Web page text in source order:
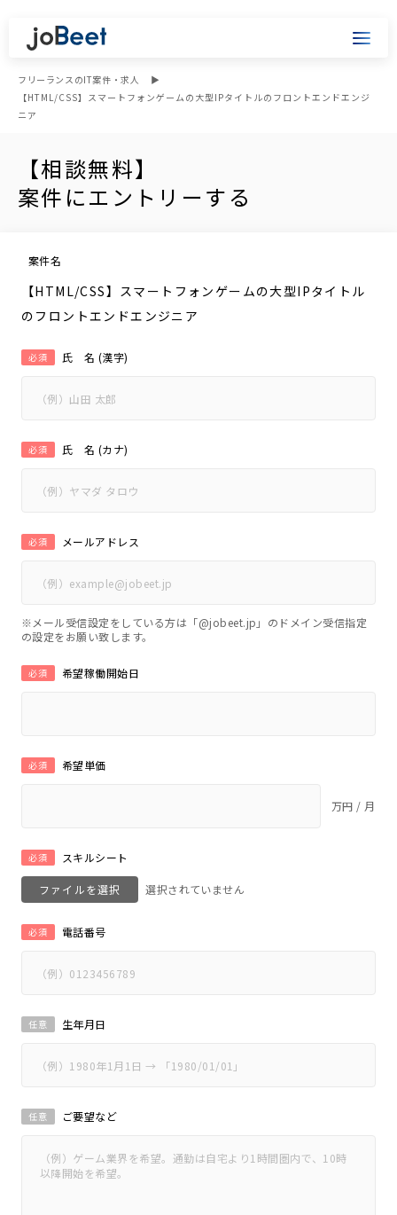
フリーランスのIT案件・求人
【HTML/CSS】スマートフォンゲームの大型IPタイトルのフロントエンドエンジ
ニア
【相談無料】
案件にエントリーする
案件名
【HTML/CSS】スマートフォンゲームの大型IPタイトル
のフロントエンドエンジニア
氏 名 (漢字)
必須
氏 名 (カナ)
必須
メールアドレス
必須
※メール受信設定をしている方は「@jobeet.jp」のドメイン受信指定
の設定をお願い致します。
希望稼働開始日
必須
希望単価
必須
万円 / 月
スキルシート
必須
ファイルを選択
電話番号
必須
生年月日
任意
ご要望など
任意